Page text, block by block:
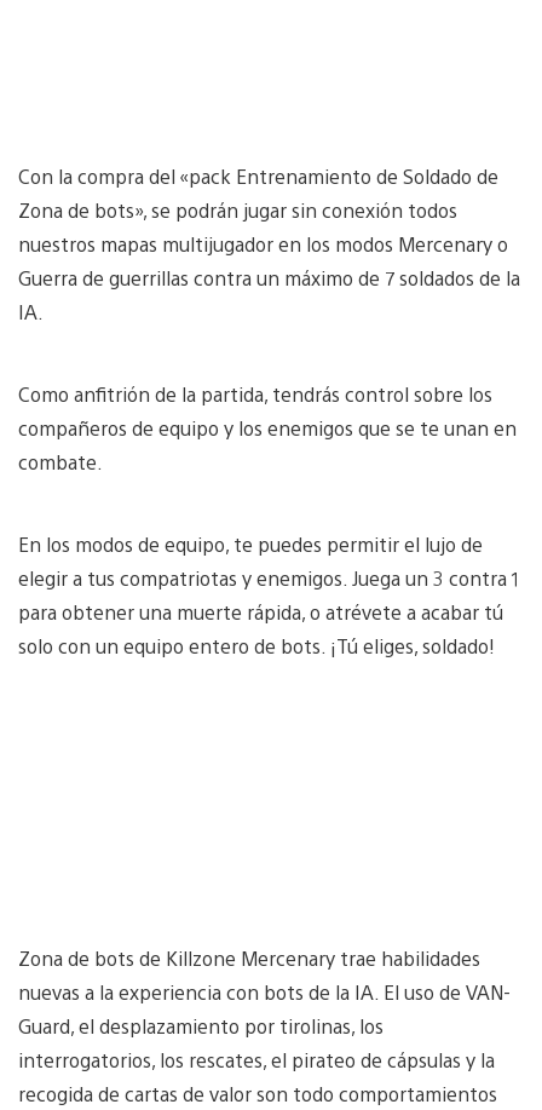
Con la compra del «pack Entrenamiento de Soldado de
Zona de bots», se podrán jugar sin conexión todos
nuestros mapas multijugador en los modos Mercenary o
Guerra de guerrillas contra un máximo de 7 soldados de la
IA.
Como anfitrión de la partida, tendrás control sobre los
compañeros de equipo y los enemigos que se te unan en
combate.
En los modos de equipo, te puedes permitir el lujo de
elegir a tus compatriotas y enemigos. Juega un 3 contra 1
para obtener una muerte rápida, o atrévete a acabar tú
solo con un equipo entero de bots. ¡Tú eliges, soldado!
Zona de bots de Killzone Mercenary trae habilidades
nuevas a la experiencia con bots de la IA. El uso de VAN-
Guard, el desplazamiento por tirolinas, los
interrogatorios, los rescates, el pirateo de cápsulas y la
recogida de cartas de valor son todo comportamientos